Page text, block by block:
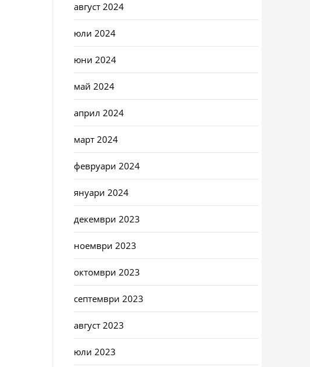
август 2024
юли 2024
юни 2024
май 2024
април 2024
март 2024
февруари 2024
януари 2024
декември 2023
ноември 2023
октомври 2023
септември 2023
август 2023
юли 2023